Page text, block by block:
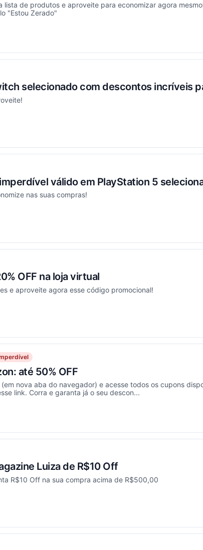
lista de produtos e aproveite para economizar agora
"Estou Zerado"
selecionado com descontos incríveis
válido em PlayStation 5
nas suas compras!
OFF na loja virtual
e aproveite agora esse código promocional!
até 50% OFF
nova aba do navegador) e acesse todos os cupons
link. Corra e garanta já o seu descon...
Luiza de R$10 Off
R$10 Off na sua compra acima de R$500,00